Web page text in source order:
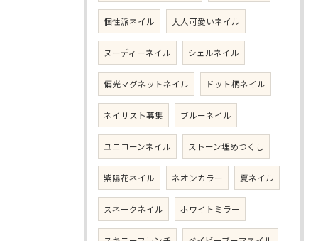
個性派ネイル 大人可愛いネイル
ヌーディーネイル シェルネイル
偏光マグネットネイル ドット柄ネイル
ネイリスト募集 ブルーネイル
ユニコーンネイル ストーン埋めつくし
紫陽花ネイル ネオンカラー 夏ネイル
スネークネイル ホワイトミラー